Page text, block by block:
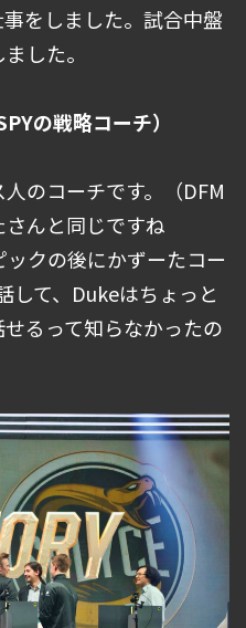
をしました。試合中盤
した。
の戦略コーチ）
人のコーチです。（DFM
んと同じですね
ックの後にかずーたコー
して、Dukeはちょっと
るって知らなかったの